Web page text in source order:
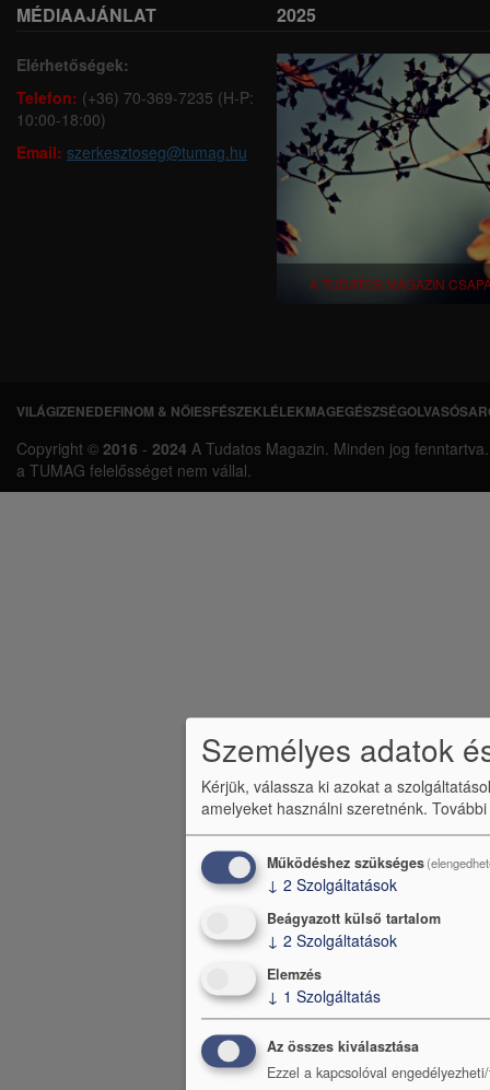
MÉDIAAJÁNLAT
Elérhetőségek:
Telefon: (+36) 70-369-7235 (H-P:
10:00-18:00)
Email: szerkesztoseg@tumag.hu
2025
A TUDATOS MAGAZIN
L
á
VILÁGIZENEDEFINOM & NŐIESFÉSZEKLÉLEKMAGEGÉSZSÉG
Copyright © 2016 - 2024 A Tudatos Magazin. Minden jog
a TUMAG felelősséget nem vállal.
Személyes adatok
Kérjük, válassza ki azokat a
amelyeket használni szeretnénk.
Működéshez szükséges
↓ 2 Szolgáltatások
Beágyazott külső tartalom
↓ 2 Szolgáltatások
Elemzés
↓ 1 Szolgáltatás
Az összes kiválasztása
Ezzel a kapcsolóval